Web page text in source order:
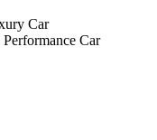
Car
Car